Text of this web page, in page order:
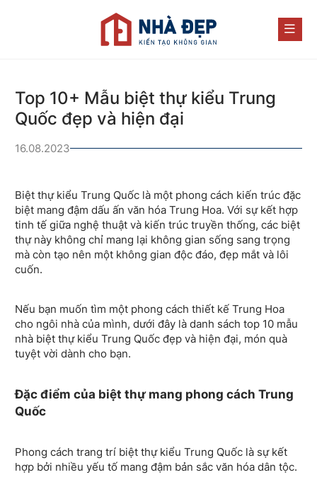
Top 10+ Mẫu biệt thự kiểu Trung
Quốc đẹp và hiện đại
16.08.2023
Biệt thự kiểu Trung Quốc là một phong cách kiến trúc đặc
biệt mang đậm dấu ấn văn hóa Trung Hoa. Với sự kết hợp
tinh tế giữa nghệ thuật và kiến trúc truyền thống, các biệt
thự này không chỉ mang lại không gian sống sang trọng
mà còn tạo nên một không gian độc đáo, đẹp mắt và lôi
cuốn.
Nếu bạn muốn tìm một phong cách thiết kế Trung Hoa
cho ngôi nhà của mình, dưới đây là danh sách top 10 mẫu
nhà biệt thự kiểu Trung Quốc đẹp và hiện đại, món quà
tuyệt vời dành cho bạn.
Đặc điểm của biệt thự mang phong cách Trung
Quốc
Phong cách trang trí biệt thự kiểu Trung Quốc là sự kết
hợp bởi nhiều yếu tố mang đậm bản sắc văn hóa dân tộc.